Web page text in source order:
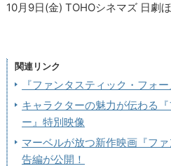
10月9日(金) TOHOシネマズ 日劇
関連リンク
『ファンタスティック・フォ
キャラクターの魅力が伝わる
ー』特別映像
マーベルが放つ新作映画『フ
告編が公開！